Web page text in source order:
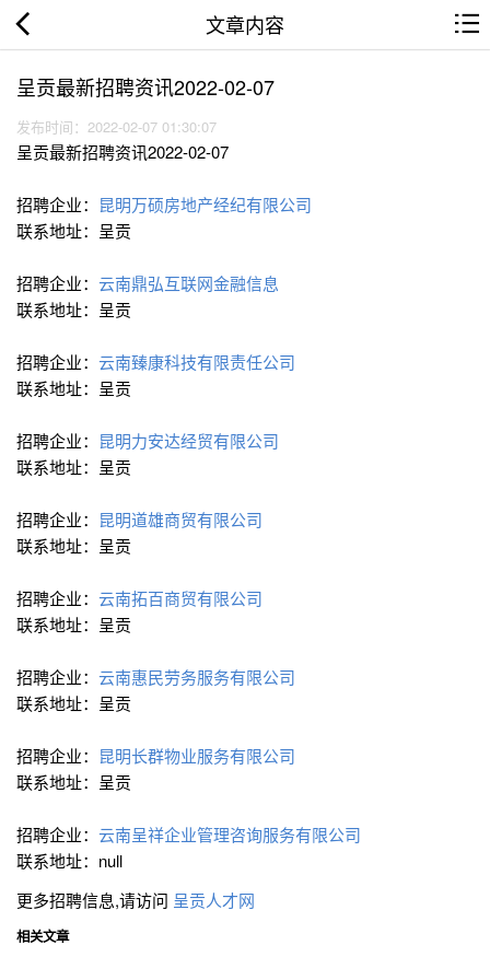
文章内容
呈贡最新招聘资讯2022-02-07
发布时间：2022-02-07 01:30:07
呈贡最新招聘资讯2022-02-07
招聘企业： 昆明万硕房地产经纪有限公司
联系地址：呈贡
招聘企业： 云南鼎弘互联网金融信息
联系地址：呈贡
招聘企业： 云南臻康科技有限责任公司
联系地址：呈贡
招聘企业： 昆明力安达经贸有限公司
联系地址：呈贡
招聘企业： 昆明道雄商贸有限公司
联系地址：呈贡
招聘企业： 云南拓百商贸有限公司
联系地址：呈贡
招聘企业： 云南惠民劳务服务有限公司
联系地址：呈贡
招聘企业： 昆明长群物业服务有限公司
联系地址：呈贡
招聘企业： 云南呈祥企业管理咨询服务有限公司
联系地址：null
更多招聘信息,请访问 呈贡人才网
相关文章